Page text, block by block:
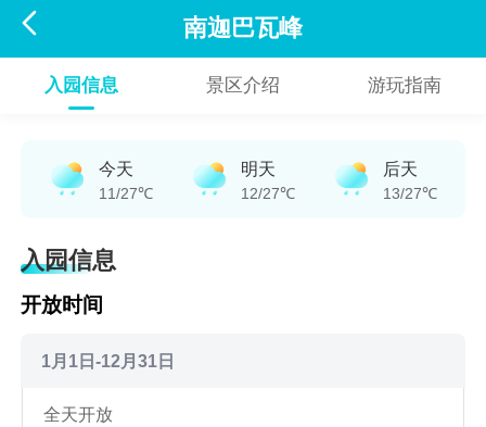
 南迦巴瓦峰
入园信息 景区介绍 游玩指南
今天
11/27℃
明天
12/27℃
后天
13/27℃
入园信息
开放时间
1月1日-12月31日
全天开放